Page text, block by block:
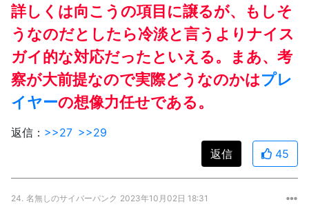
詳しくは向こうの項目に譲るが、もしそ
うなのだとしたら冷淡と言うよりナイス
ガイ的な対応だったといえる。まあ、考
察が大前提なので実際どうなのかはプレ
イヤーの想像力任せである。
返信： >>27 >>29
返信
45
24. 名無しのサイバーパンク 2023年10月02日 18:31